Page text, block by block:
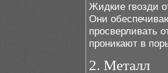
Жидкие гвозди
Они
просверливать
проникают в
2. Металл